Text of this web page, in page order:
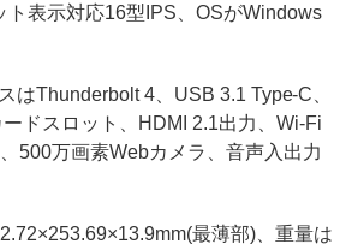
ト表示対応16型IPS、OSがWindows
はThunderbolt 4、USB 3.1 Type-C、
ドスロット、HDMI 2.1出力、Wi-Fi
500万画素Webカメラ、音声入出力
最薄部)、重量は